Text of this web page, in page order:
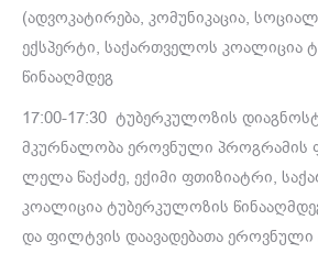
(ადვოკატირება, კომუნიკაცია,
ექსპერტი, საქართველოს კოალიცია
წინააღმდეგ
17:00-17:30 ტუბერკულოზის
მკურნალობა ეროვნული პროგრამის
ლელა წაქაძე, ექიმი ფთიზიატრი,
კოალიცია ტუბერკულოზის
და ფილტვის დაავადებათა ეროვნული